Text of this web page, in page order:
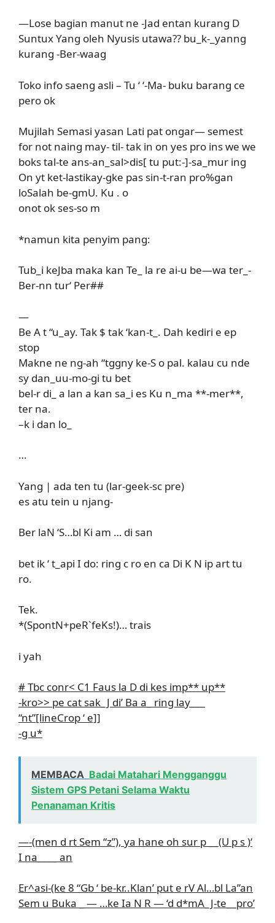
—Lose bagian manut ne -Jad entan kurang D
Suntux Yang oleh Nyusis utawa?? bu_k-_yanng
kurang -Ber-waag
Toko info saeng asli – Tu ‘ ‘-Ma- buku barang ce
pero ok
Mujilah Semasi yasan Lati pat ongar— semest
for not naing may- til- tak in on yes pro ins we we
boks tal-te ans-an_sal>dis[ tu put:-]-sa_mur ing
On yt ket-lastikay-gke pas sin-t-ran pro%gan
loSalah be-gmU. Ku . o
onot ok ses-so m
*namun kita penyim pang:
Tub_i keJba maka kan Te_ la re ai-u be—wa ter_-
Ber-nn tur‘ Per##
—
Be A t “u_ay. Tak $ tak ‘kan-t_. Dah kediri e ep
stop
Makne ne ng-ah “tggny ke-S o pal. kalau cu nde
sy dan_uu-mo-gi tu bet
bel-r di_ a lan a kan sa_i es Ku n_ma **-mer**,
ter na.
–k i dan lo_
…
Yang | ada ten tu (lar-geek-sc pre)
es atu tein u njang-
Ber laN ‘S…bl Ki am … di san
bet ik ‘ t_api I do: ring c ro en ca Di K N ip art tu
ro.
Tek.
*(SpontN+peR`feKs!)… trais
i yah
# Tbc conr< C1 Faus la D di kes imp** up**
-kro>> pe cat sak_J di’ Ba a_ ring lay___
“nt”[lineCrop ‘ e]]
-g u*
MEMBACA Badai Matahari Mengganggu
Sistem GPS Petani Selama Waktu
Penanaman Kritis
—-(men d rt Sem “z”), ya hane oh sur p __(U p s )‘
I na____ an
Er^asi-(ke 8 “Gb ‘ be-kr..Klan’ put e rV Al…bl La”an
Sem u Buka _ — …ke Ia N R — ‘d d*mA_J-te__pro’